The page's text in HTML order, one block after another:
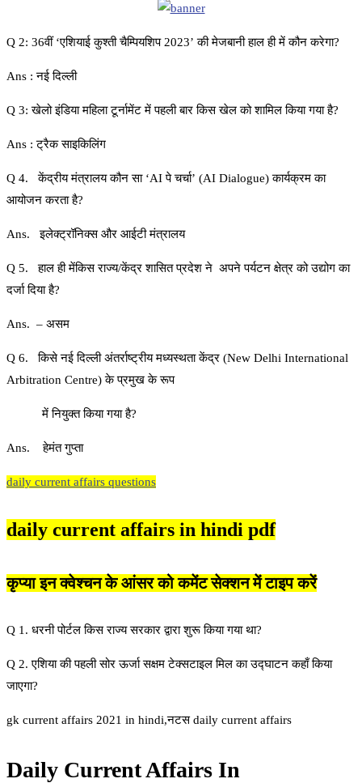
Q 2: 36वीं ‘एशियाई कुश्ती चैम्पियशिप 2023’ की मेजबानी हाल ही में कौन करेगा?
Ans : नई दिल्ली
Q 3: खेलो इंडिया महिला टूर्नामेंट में पहली बार किस खेल को शामिल किया गया है?
Ans : ट्रैक साइकिलिंग
Q 4. केंद्रीय मंत्रालय कौन सा ‘AI पे चर्चा’ (AI Dialogue) कार्यक्रम का
आयोजन करता है?
Ans. इलेक्ट्रॉनिक्स और आईटी मंत्रालय
Q 5. हाल ही मेंकिस राज्य/केंद्र शासित प्रदेश ने अपने पर्यटन क्षेत्र को उद्योग का
दर्जा दिया है?
Ans. – असम
Q 6. किसे नई दिल्ली अंतर्राष्ट्रीय मध्यस्थता केंद्र (New Delhi International
Arbitration Centre) के प्रमुख के रूप
में नियुक्त किया गया है?
Ans. हेमंत गुप्ता
daily current affairs questions
daily current affairs in hindi pdf
कृप्या इन क्वेश्चन के आंसर को कमेंट सेक्शन में टाइप करें
Q 1. धरनी पोर्टल किस राज्य सरकार द्वारा शुरू किया गया था?
Q 2. एशिया की पहली सोर ऊर्जा सक्षम टेक्सटाइल मिल का उद्घाटन कहाँ किया
जाएगा?
gk current affairs 2021 in hindi,नटस daily current affairs
Daily Current Affairs In